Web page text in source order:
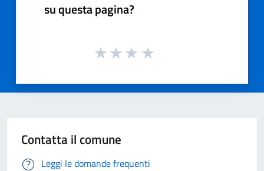
su questa pagina?
Contatta il comune
Leggi le domande frequenti